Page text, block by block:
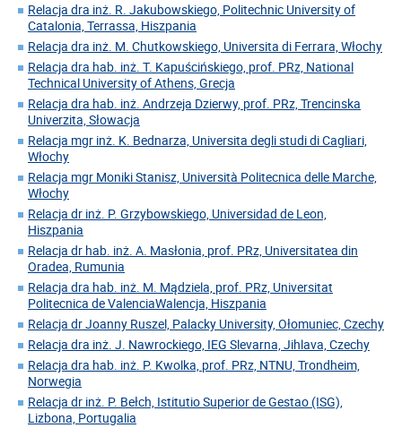
Relacja dra inż. R. Jakubowskiego, Politechnic University of
Catalonia, Terrassa, Hiszpania
Relacja dra inż. M. Chutkowskiego, Universita di Ferrara, Włochy
Relacja dra hab. inż. T. Kapuścińskiego, prof. PRz, National
Technical University of Athens, Grecja
Relacja dra hab. inż. Andrzeja Dzierwy, prof. PRz, Trencinska
Univerzita, Słowacja
Relacja mgr inż. K. Bednarza, Universita degli studi di Cagliari,
Włochy
Relacja mgr Moniki Stanisz, Università Politecnica delle Marche,
Włochy
Relacja dr inż. P. Grzybowskiego, Universidad de Leon,
Hiszpania
Relacja dr hab. inż. A. Masłonia, prof. PRz, Universitatea din
Oradea, Rumunia
Relacja dra hab. inż. M. Mądziela, prof. PRz, Universitat
Politecnica de ValenciaWalencja, Hiszpania
Relacja dr Joanny Ruszel, Palacky University, Ołomuniec, Czechy
Relacja dra inż. J. Nawrockiego, IEG Slevarna, Jihlava, Czechy
Relacja dra hab. inż. P. Kwolka, prof. PRz, NTNU, Trondheim,
Norwegia
Relacja dr inż. P. Bełch, Istitutio Superior de Gestao (ISG),
Lizbona, Portugalia